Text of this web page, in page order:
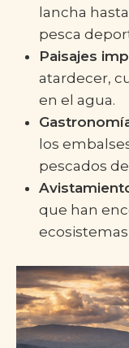
lancha
pesca
Paisajes
atardecer,
en el agua.
los
pescados
que han